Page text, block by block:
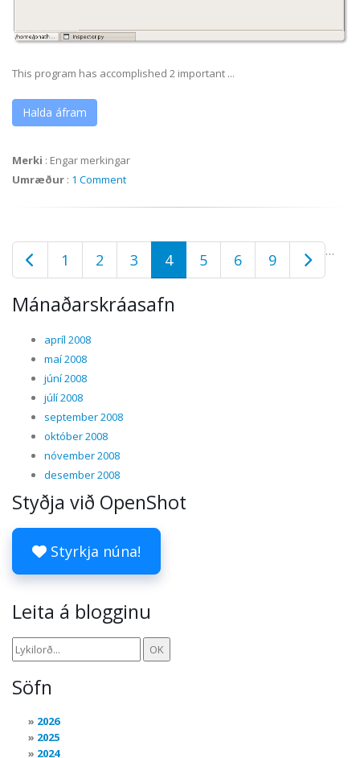
This program has accomplished 2 important ...
Halda áfram
Merki : Engar merkingar
Umræður : 1 Comment
1 2 3 4 5 6 …
9
Mánaðarskráasafn
apríl 2008
maí 2008
júní 2008
júlí 2008
september 2008
október 2008
nóvember 2008
desember 2008
Styðja við OpenShot
Styrkja núna!
Leita á blogginu
Söfn
2026
2025
2024